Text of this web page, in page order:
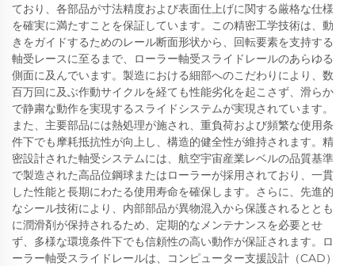
ており、各部品が寸法精度および表面仕上げに関する厳格な仕様
を確実に満たすことを保証しています。この精密工学技術は、動
きをガイドするためのレール断面形状から、回転要素を支持する
軸受レースに至るまで、ローラー軸受スライドレールのあらゆる
側面に及んでいます。製造における細部へのこだわりにより、数
百万回に及ぶ作動サイクルを経ても性能劣化を起こさず、滑らか
で静粛な動作を実現するスライドシステムが実現されています。
また、主要部品には熱処理が施され、重負荷および頻繁な使用条
件下でも摩耗抵抗性が向上し、構造的健全性が維持されます。精
密設計された軸受システムには、航空宇宙産業レベルの品質基準
で製造された高品位鋼球またはローラーが採用されており、一貫
した性能と長期にわたる使用寿命を確保します。さらに、先進的
なシール技術により、内部部品が異物混入から保護されるととも
に潤滑剤が保持されるため、定期的なメンテナンスを必要とせ
ず、多様な環境条件下でも信頼性の高い動作が保証されます。ロ
ーラー軸受スライドレールは、コンピューター支援設計（CAD）